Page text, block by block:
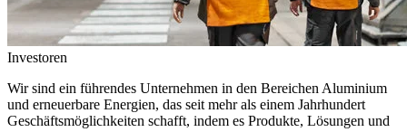
Investoren
Wir sind ein führendes Unternehmen in den Bereichen Aluminium
und erneuerbare Energien, das seit mehr als einem Jahrhundert
Geschäftsmöglichkeiten schafft, indem es Produkte, Lösungen und